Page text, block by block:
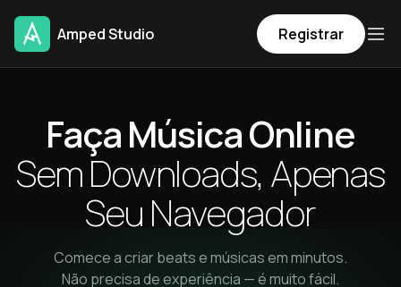
Amped Studio Registrar
Faça Música Online
Sem Downloads, Apenas
Seu Navegador
Comece a criar beats e músicas em minutos.
Não precisa de experiência — é muito fácil.